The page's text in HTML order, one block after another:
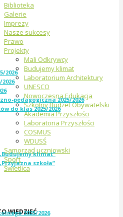
2026
pedagogiczna 2025/2026
do klas 2025/2026
klimat”
szkoła”
2025/2026
Biblioteka
Galerie
Imprezy
Nasze sukcesy
Prawo
Projekty
Mali Odkrywcy
Budujemy klimat
Laboratorium Architektury
UNESCO
Nowoczesna Edukacja
Szkolny Budżet Obywatelski
Akademia Przyszłości
Laboratoria Przyszłości
COSMUS
WDUSŚ
Samorząd uczniowski
Sport
Świetlica
WIEDZIEĆ